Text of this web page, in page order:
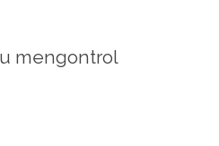
mengontrol